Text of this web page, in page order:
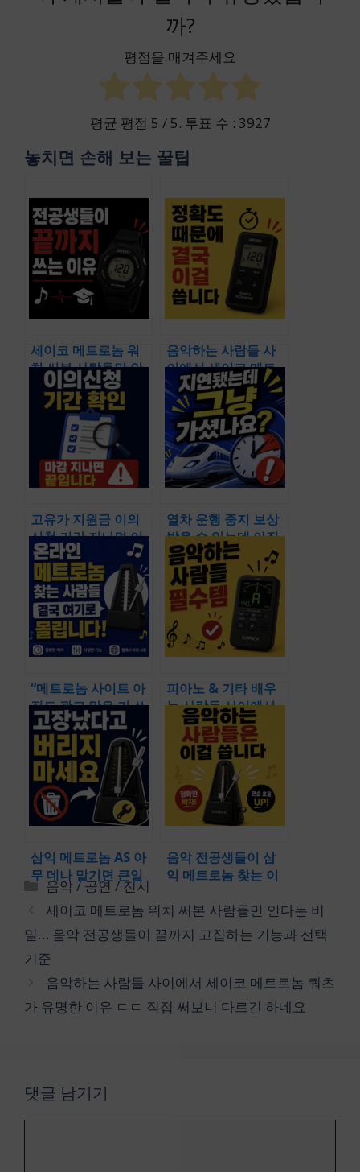
까?
평점을 매겨주세요
평균 평점 5 / 5. 투표 수 : 3927
놓치면 손해 보는 꿀팁
세이코 메트로놈 워
치 써본 사람들만 안
다는 비밀… 음악 전
공생들이 끝까지 고
집하는 기능과 선택
음악하는 사람들 사
이에서 세이코 메트
로놈 쿼츠가 유명한
이유 ㄷㄷ 직접 써보
니 다르긴 하네요
고유가 지원금 이의
신청 기간 지나면 어
떻게 될까? 꼭 알아야
할 기준들 정리 & 아
무리 억울해도 못 받
아요
열차 운행 중지 보상
받을 수 있는데 아직
도 모르세요? 헷갈리
는 기준부터 신청 흐
름까지 & 실제 신청
자들 열차 운행 중지
배상으로 몰리는 이
유 (열차 운행 중지 보
상 배상)
“메트로놈 사이트 아
직도 광고 많은 거 쓰
세요?” 온라인 메트
로놈 어플 사이트 중
속도와 정확도 미친
곳 찾았습니다!
피아노 & 기타 배우
는 사람들 사이에서
난리난 삼익 메트로
놈 튜너, 알고난 뒤 진
작 살 걸 후회했던 이
삼익 메트로놈 AS 아
무 데나 맡기면 큰일
납니다… 공식 수리
찾는 사람들이 몰리
는 이유는?
음악 전공생들이 삼
익 메트로놈 찾는 이
로놈 300 350 어떤 차
이를 먼저 봐야 할까?
카
테
리
음악 / 공연 / 전시
세이코 메트로놈 워치 써본 사람들만 안다는 비
밀… 음악 전공생들이 끝까지 고집하는 기능과 선택
기준
음악하는 사람들 사이에서 세이코 메트로놈 쿼츠
가 유명한 이유 ㄷㄷ 직접 써보니 다르긴 하네요
댓글 남기기